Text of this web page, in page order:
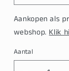
Aankopen als
webshop.Klik
Aantal